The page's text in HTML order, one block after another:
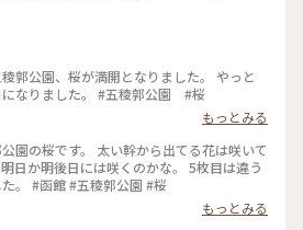
郭公園、桜が満開となりました。 やっと
になりました。 #五稜郭公園 #桜
もっとみる
園の桜です。 太い幹から出てる花は咲いて
日か明後日には咲くのかな。 5枚目は違う
。 #函館 #五稜郭公園 #桜
もっとみる